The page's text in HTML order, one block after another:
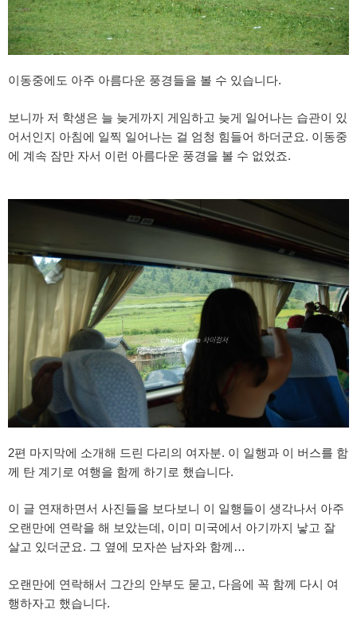
이동중에도 아주 아름다운 풍경들을 볼 수 있습니다.
보니까 저 학생은 늘 늦게까지 게임하고 늦게 일어나는 습관이 있
어서인지 아침에 일찍 일어나는 걸 엄청 힘들어 하더군요. 이동중
에 계속 잠만 자서 이런 아름다운 풍경을 볼 수 없었죠.
2편 마지막에 소개해 드린 다리의 여자분. 이 일행과 이 버스를 함
께 탄 계기로 여행을 함께 하기로 했습니다.
이 글 연재하면서 사진들을 보다보니 이 일행들이 생각나서 아주
오랜만에 연락을 해 보았는데, 이미 미국에서 아기까지 낳고 잘
살고 있더군요. 그 옆에 모자쓴 남자와 함께…
오랜만에 연락해서 그간의 안부도 묻고, 다음에 꼭 함께 다시 여
행하자고 했습니다.